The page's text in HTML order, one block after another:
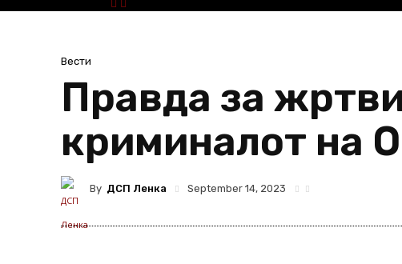
Вести
Правда за
криминалот на
By ДСП Ленка September 14, 2023